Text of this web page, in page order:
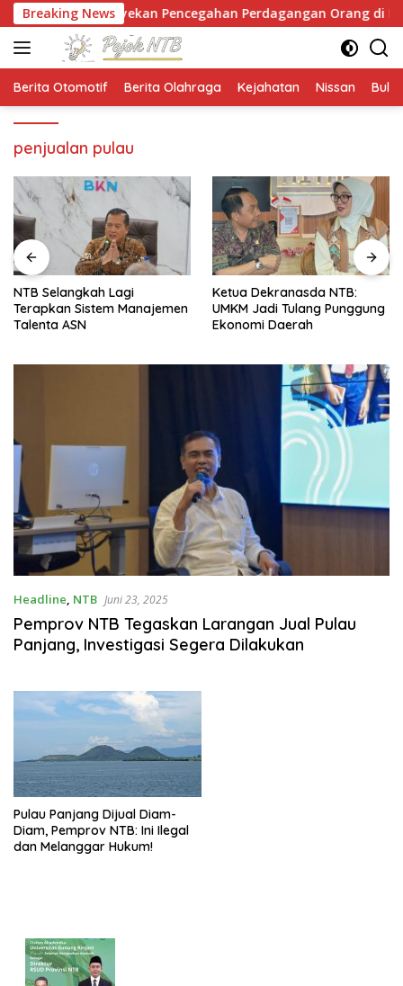
Langsung
ke
konten
Breaking News
Kampanyekan Pencegahan Perdagangan Orang di Era Digital
Berita Otomotif Berita Olahraga Kejahatan Nissan
penjualan pulau
NTB Selangkah Lagi
Terapkan Sistem Manajemen
Talenta ASN
Ketua Dekranasda NTB:
UMKM Jadi Tulang Punggung
Ekonomi Daerah
Headline, NTB Juni 23, 2025
Pemprov NTB Tegaskan Larangan Jual Pulau
Panjang, Investigasi Segera Dilakukan
Pulau Panjang Dijual Diam-
Diam, Pemprov NTB: Ini Ilegal
dan Melanggar Hukum!